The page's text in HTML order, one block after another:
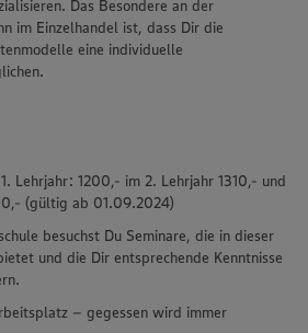
Das Besondere an der
im Einzelhandel ist, dass Dir die
eine individuelle
Lehrjahr: 1200,- im 2. Lehrjahr 1310,- und
(gültig ab 01.09.2024)
besuchst Du Seminare, die in dieser
und die Dir entsprechende Kenntnisse
– gegessen wird immer